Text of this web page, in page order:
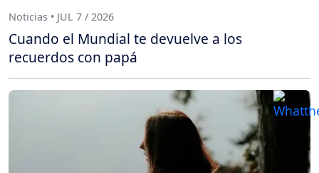
Noticias • JUL 7 / 2026
Cuando el Mundial te devuelve a los
recuerdos con papá